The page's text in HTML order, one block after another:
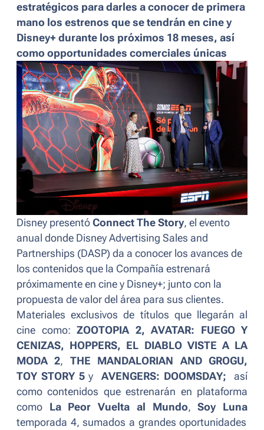
estratégicos para darles a conocer de primera
mano los estrenos que se tendrán en cine y
Disney+ durante los próximos 18 meses, así
como opportunidades comerciales únicas
Disney presentó Connect The Story, el evento
anual donde Disney Advertising Sales and
Partnerships (DASP) da a conocer los avances de
los contenidos que la Compañía estrenará
próximamente en cine y Disney+; junto con la
propuesta de valor del área para sus clientes.
Materiales exclusivos de títulos que llegarán al
cine como: ZOOTOPIA 2, AVATAR: FUEGO Y
CENIZAS, HOPPERS, EL DIABLO VISTE A LA
MODA 2, THE MANDALORIAN AND GROGU,
TOY STORY 5y AVENGERS: DOOMSDAY;
así
como contenidos que estrenarán en plataforma
como La Peor Vuelta al Mundo,Soy Luna
temporada 4, sumados a grandes oportunidades